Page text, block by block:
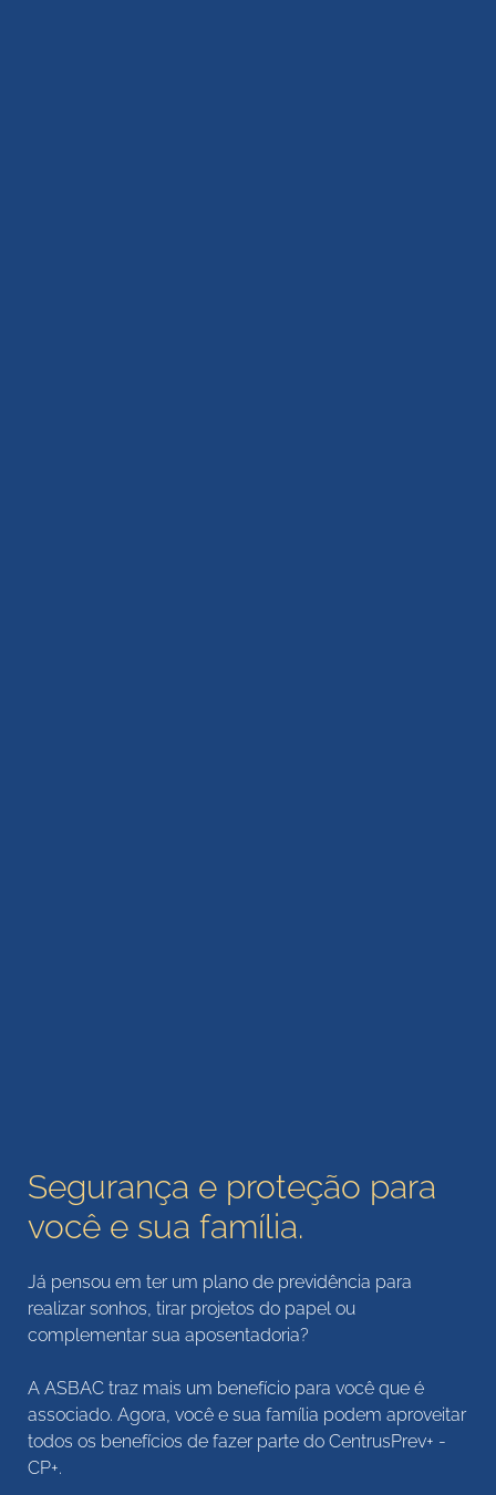
Segurança e proteção para
você e sua família.
Já pensou em ter um plano de previdência para
realizar sonhos, tirar projetos do papel ou
complementar sua aposentadoria?
A ASBAC traz mais um benefício para você que é
associado. Agora, você e sua família podem aproveitar
todos os benefícios de fazer parte do CentrusPrev+ -
CP+.